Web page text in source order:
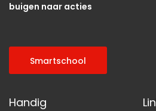
buigen naar acties
Smartschool
Handig